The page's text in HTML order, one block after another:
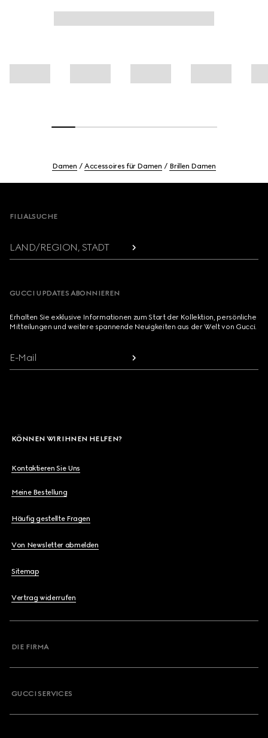
Damen Accessoires für Damen Brillen Damen
FILIALSUCHE
LAND/REGION, STADT
GUCCI UPDATES ABONNIEREN
Erhalten Sie exklusive Informationen zum Start der Kollektion, persönliche
Mitteilungen und weitere spannende Neuigkeiten aus der Welt von Gucci.
E-Mail
KÖNNEN WIR IHNEN HELFEN?
Kontaktieren Sie Uns
Meine Bestellung
Häufig gestellte Fragen
Von Newsletter abmelden
Sitemap
Vertrag widerrufen
DIE FIRMA
GUCCI SERVICES